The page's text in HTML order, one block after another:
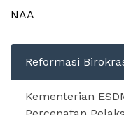
NAA
Reformasi
Kementerian